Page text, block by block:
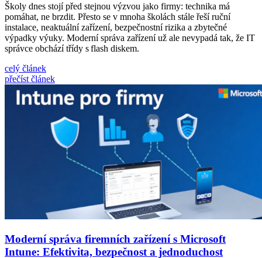
Školy dnes stojí před stejnou výzvou jako firmy: technika má
pomáhat, ne brzdit. Přesto se v mnoha školách stále řeší ruční
instalace, neaktuální zařízení, bezpečnostní rizika a zbytečné
výpadky výuky. Moderní správa zařízení už ale nevypadá tak, že IT
správce obchází třídy s flash diskem.
celý článek
přečíst článek
Moderní správa firemních zařízení s Microsoft
Intune: Efektivita, bezpečnost a jednoduchost